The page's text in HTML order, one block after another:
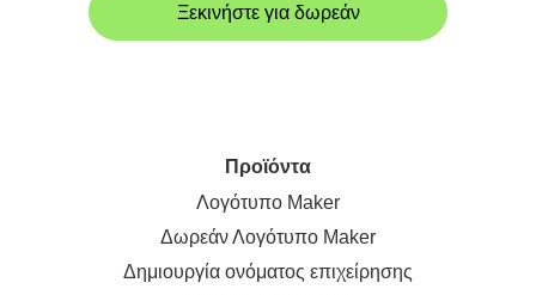
Ξεκινήστε για δωρεάν
Προϊόντα
Λογότυπο Maker
Δωρεάν Λογότυπο Maker
Δημιουργία ονόματος επιχείρησης